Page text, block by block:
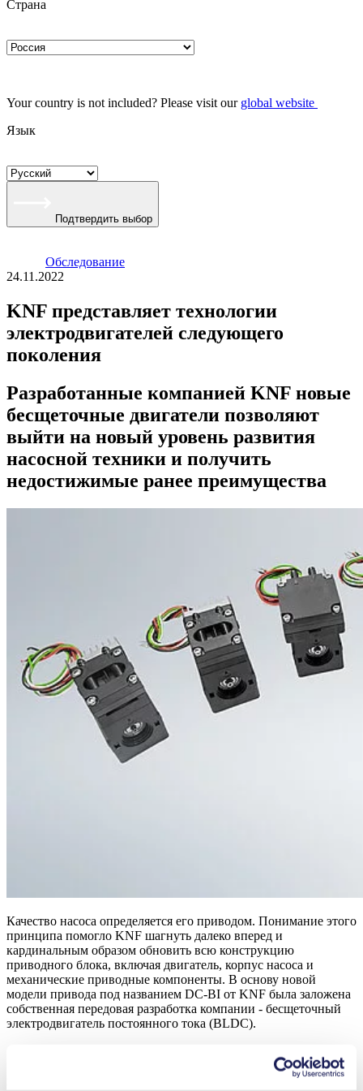
Страна
Your country is not included? Please visit our global website
Язык
Подтвердить выбор
Oбследование
24.11.2022
KNF представляет технологии
электродвигателей следующего
поколения
Разработанные компанией KNF новые
бесщеточные двигатели позволяют
выйти на новый уровень развития
насосной техники и получить
недостижимые ранее преимущества
Качество насоса определяется его приводом. Понимание этого
принципа помогло KNF шагнуть далеко вперед и
кардинальным образом обновить всю конструкцию
приводного блока, включая двигатель, корпус насоса и
механические приводные компоненты. В основу новой
модели привода под названием DC-BI от KNF была заложена
собственная передовая разработка компании - бесщеточный
электродвигатель постоянного тока (BLDC).